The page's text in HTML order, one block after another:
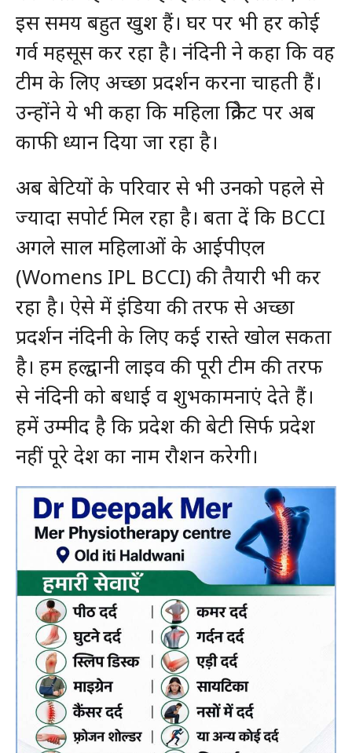
इस समय बहुत खुश हैं। घर पर भी हर कोई
गर्व महसूस कर रहा है। नंदिनी ने कहा कि वह
टीम के लिए अच्छा प्रदर्शन करना चाहती हैं।
उन्होंने ये भी कहा कि महिला क्रिकेट पर अब
काफी ध्यान दिया जा रहा है।
अब बेटियों के परिवार से भी उनको पहले से
ज्यादा सपोर्ट मिल रहा है। बता दें कि BCCI
अगले साल महिलाओं के आईपीएल
(Womens IPL BCCI) की तैयारी भी कर
रहा है। ऐसे में इंडिया की तरफ से अच्छा
प्रदर्शन नंदिनी के लिए कई रास्ते खोल सकता
है। हम हल्द्वानी लाइव की पूरी टीम की तरफ
से नंदिनी को बधाई व शुभकामनाएं देते हैं।
हमें उम्मीद है कि प्रदेश की बेटी सिर्फ प्रदेश
नहीं पूरे देश का नाम रौशन करेगी।